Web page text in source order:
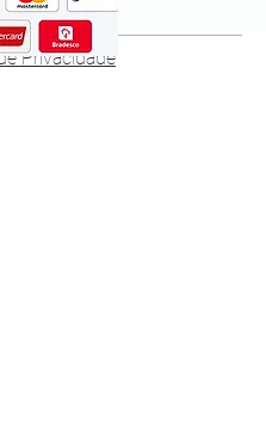
Privacidade